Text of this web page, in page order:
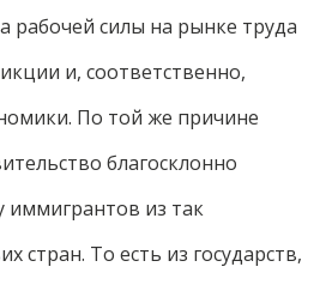
рабочей силы на рынке труда
и, соответственно,
По той же причине
благосклонно
иммигрантов из так
стран. То есть из государств,